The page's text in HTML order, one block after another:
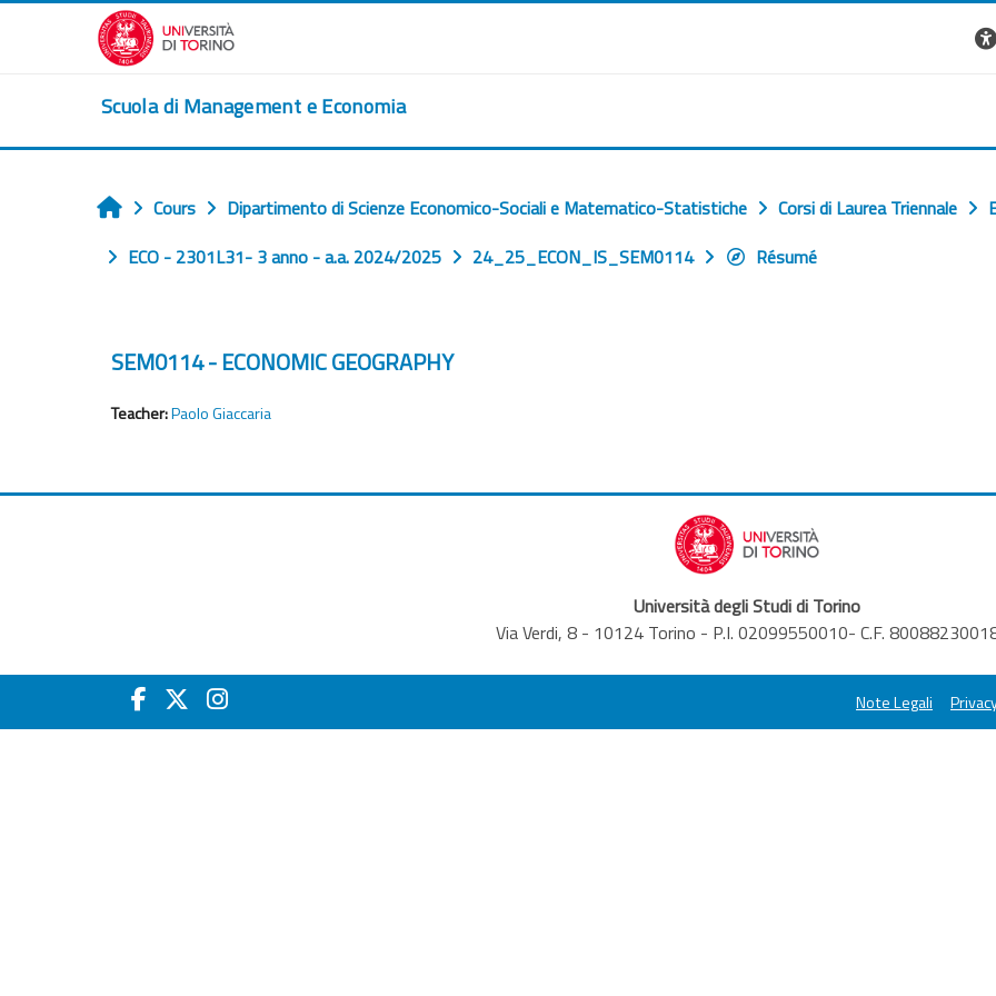
Passer au contenu principal
Scuola di Management e Economia
Accueil
Cours Dipartimento di Scienze Economico-Sociali e Matematico-Statistiche Corsi di Laurea Triennale
ECO - 2301L31- 3 anno - a.a. 2024/2025
24_25_ECON_IS_SEM0114 Résumé
SEM0114 - ECONOMIC GEOGRAPHY
Teacher:Paolo Giaccaria
Università degli Studi di Torino
Via Verdi, 8 - 10124 Torino - P.I. 02099550010- C.F.
Note Legali